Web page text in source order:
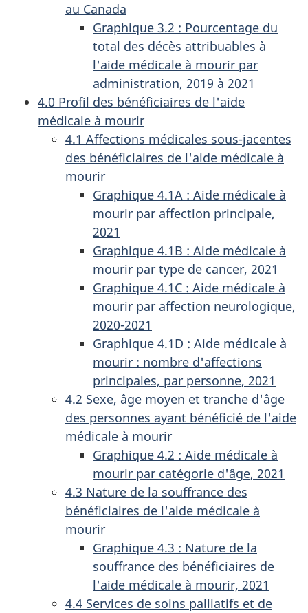
au Canada
Graphique 3.2 : Pourcentage du
total des décès attribuables à
l'aide médicale à mourir par
administration, 2019 à 2021
4.0 Profil des bénéficiaires de l'aide
médicale à mourir
4.1 Affections médicales sous-jacentes
des bénéficiaires de l'aide médicale à
mourir
Graphique 4.1A : Aide médicale à
mourir par affection principale,
2021
Graphique 4.1B : Aide médicale à
mourir par type de cancer, 2021
Graphique 4.1C : Aide médicale à
mourir par affection neurologique,
2020-2021
Graphique 4.1D : Aide médicale à
mourir : nombre d'affections
principales, par personne, 2021
4.2 Sexe, âge moyen et tranche d'âge
des personnes ayant bénéficié de l'aide
médicale à mourir
Graphique 4.2 : Aide médicale à
mourir par catégorie d'âge, 2021
4.3 Nature de la souffrance des
bénéficiaires de l'aide médicale à
mourir
Graphique 4.3 : Nature de la
souffrance des bénéficiaires de
l'aide médicale à mourir, 2021
4.4 Services de soins palliatifs et de